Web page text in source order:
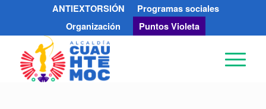
ANTIEXTORSIÓN
Programas sociales
Organización
Puntos Violeta